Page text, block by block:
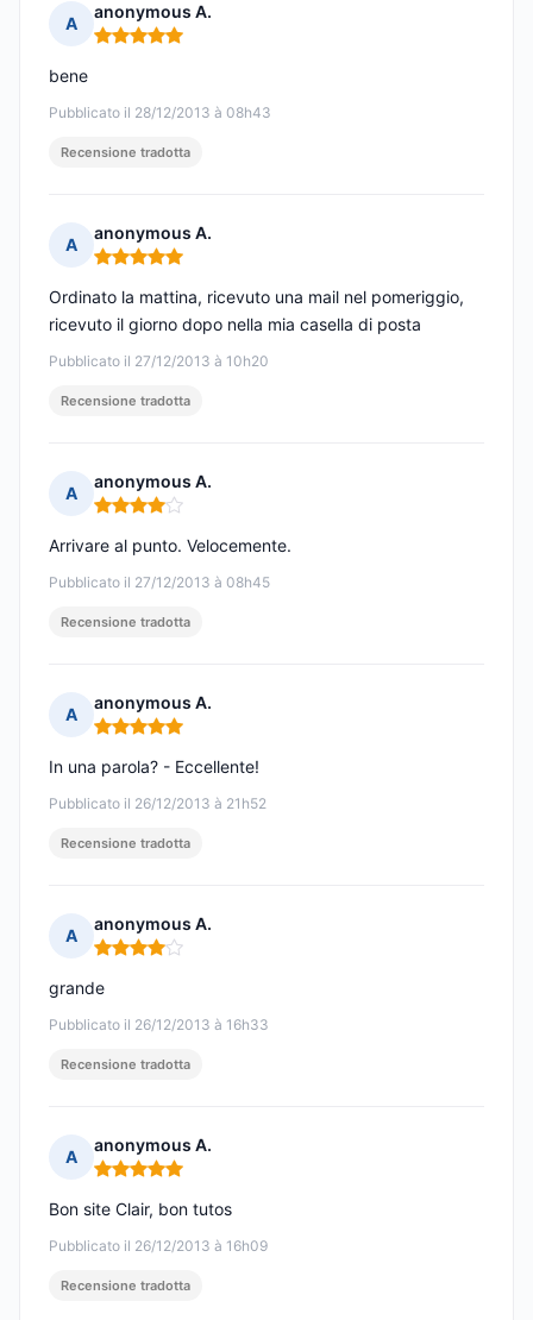
A
anonymous A.
Nota: 5 su 5
Pubblicato il 28/12/2013 à 08h43
bene
Recensione tradotta
A
anonymous A.
Nota: 5 su 5
Pubblicato il 27/12/2013 à 10h20
Ordinato la mattina, ricevuto una mail nel pomeriggio,
ricevuto il giorno dopo nella mia casella di posta
Recensione tradotta
A
anonymous A.
Nota: 4 su 5
Pubblicato il 27/12/2013 à 08h45
Arrivare al punto. Velocemente.
Recensione tradotta
A
anonymous A.
Nota: 5 su 5
Pubblicato il 26/12/2013 à 21h52
In una parola? - Eccellente!
Recensione tradotta
A
anonymous A.
Nota: 4 su 5
Pubblicato il 26/12/2013 à 16h33
grande
Recensione tradotta
A
anonymous A.
Nota: 5 su 5
Pubblicato il 26/12/2013 à 16h09
Bon site Clair, bon tutos
Recensione tradotta